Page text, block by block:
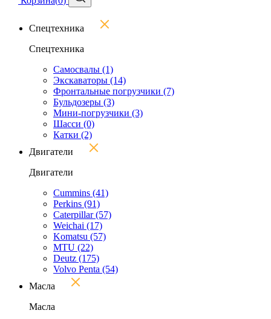
Спецтехника
Спецтехника
Самосвалы (1)
Экскаваторы (14)
Фронтальные погрузчики (7)
Бульдозеры (3)
Мини-погрузчики (3)
Шасси (0)
Катки (2)
Двигатели
Двигатели
Cummins (41)
Perkins (91)
Caterpillar(57)
Weichai (17)
Komatsu (57)
MTU (22)
Deutz (175)
Volvo Penta (54)
Масла
Масла